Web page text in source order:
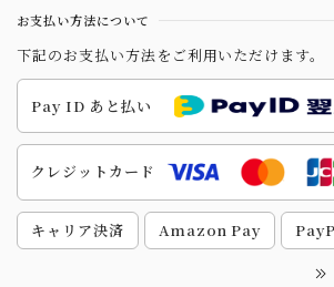
お支払い方法について
下記のお支払い方法をご利用いただけます。
Pay ID あと払い
クレジットカード
キャリア決済 Amazon Pay